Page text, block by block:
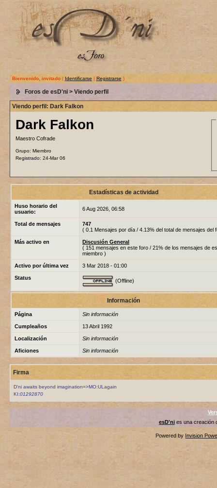
Bienvenido, invitado( Identificarse | Registrarse )
Foros de esD'ni> Viendo perfil
Viendo perfil: Dark Falkon
Dark Falkon
Maestro Cofrade
Grupo: Miembro
Registrado: 24-Mar 06
Estadísticas de actividad
Huso horario del
usuario:
6 Aug 2026, 06:58
Total de mensajes
747
( 0.1 Mensajes por día / 4.13% del total de mensajes del
Más activo en
Discusión General
( 151 mensajes en este foro / 21% de los mensajes de
miembro )
Activo por última vez 3 Mar 2018 - 01:00
Status (Offline)
Información
Página Sin información
Cumpleaños 13 Abril 1992
Localización Sin información
Aficiones Sin información
Firma
D'ni awaits beyond imagination=>MO:ULagain
KI:01292870
esD'nies una creación
Powered by Invision